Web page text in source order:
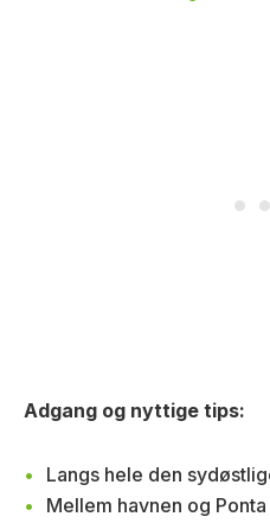
Adgang og nyttige tips:
Langs hele den
Mellem havnen og